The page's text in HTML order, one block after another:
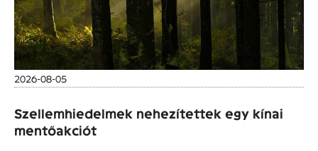
2026-08-05
Szellemhiedelmek nehezítettek egy kínai
mentőakciót